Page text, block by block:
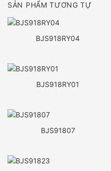
SẢN PHẨM TƯƠNG TỰ
BJS918RY04
BJS918RY01
BJS91807